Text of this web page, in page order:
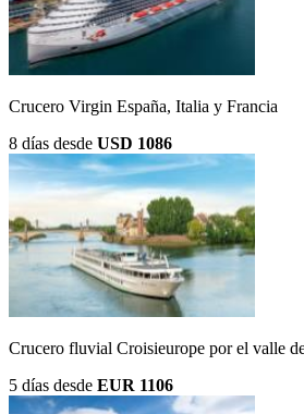
Crucero Virgin España, Italia y Francia
8 días desde USD 1086
Crucero fluvial Croisieurope por el valle
5 días desde EUR 1106